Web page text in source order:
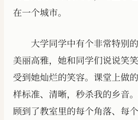
在一个城市。
大学同学中有个非常特别
美丽高雅，她和同学们说说笑
受到她灿烂的笑容。课堂上做
样标准、清晰，秒杀我的乡音
顾到了教室里的每个角落、每